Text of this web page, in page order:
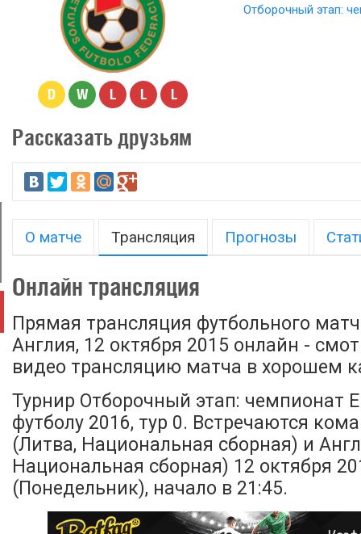
D W L L L
Отборочный этап:
Рассказать друзьям
О матче Трансляция Прогнозы
Онлайн трансляция
Прямая трансляция футбольного
Англия, 12 октября 2015 онлайн -
видео трансляцию матча в хорошем
Турнир Отборочный этап: чемпионат
футболу 2016, тур 0. Встречаются
(Литва, Национальная сборная) и
Национальная сборная) 12 октября
(Понедельник), начало в 21:45.